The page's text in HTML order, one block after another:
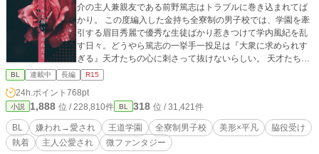
介の主人兼親友である前野篤志はトラブルに巻き込まれてば
かり。 この度編入した金持ち全寮制の男子校では、学園を牽
引する眉目秀麗で優秀な生徒ばかり惹きつけて学内風紀を乱
す日々。どうやら篤志の一挙手一投足は『大衆に求められす
ぎる』天才たちの心に刺さって抜けないらしい。 天才たちは
蟻の如く篤志に群がるし、それを快く思わない天才たちのフ
ァンからはやっかみを買うし、でも主人は毎日能天気だし。
そんな主人を全てのものから護る為、今日も宗介は全方向に
噛み付きながら学生生活を奔走する。 これは、天才の影に隠
れたとるに足らない凡人が、凡人なりに走り続けて少しずつ
認められ愛されていく話。 2025.10.30 第13回ＢＬ大賞に参
加しています。応援していただけると嬉しいです。 ※王道学
BL 連載中 長編 R15
24h.ポイント 768pt
小説 1,888 位 / 228,810件 BL 318 位 / 31,421件
BL 嫌われ→愛され 王道学園 全寮制男子校 美形×平凡
脇役受け
執着
主人公愛され 微ファンタジー